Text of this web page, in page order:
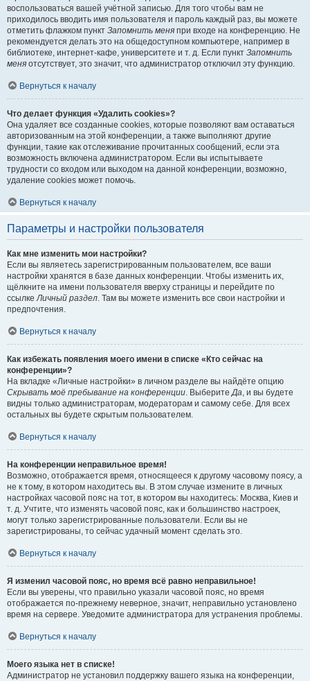
воспользоваться вашей учётной записью. Для того чтобы вам не
приходилось вводить имя пользователя и пароль каждый раз, вы можете
отметить флажком пункт Запомнить меня при входе на конференцию. Не
рекомендуется делать это на общедоступном компьютере, например в
библиотеке, интернет-кафе, университете и т. д. Если пункт Запомнить
меня отсутствует, это значит, что администратор отключил эту функцию.
Вернуться к началу
Что делает функция «Удалить cookies»?
Она удаляет все созданные cookies, которые позволяют вам оставаться
авторизованным на этой конференции, а также выполняют другие
функции, такие как отслеживание прочитанных сообщений, если эта
возможность включена администратором. Если вы испытываете
трудности со входом или выходом на данной конференции, возможно,
удаление cookies может помочь.
Вернуться к началу
Параметры и настройки пользователя
Как мне изменить мои настройки?
Если вы являетесь зарегистрированным пользователем, все ваши
настройки хранятся в базе данных конференции. Чтобы изменить их,
щёлкните на имени пользователя вверху страницы и перейдите по
ссылкеЛичный раздел. Там вы можете изменить все свои настройки и
предпочтения.
Вернуться к началу
Как избежать появления моего имени в списке «Кто сейчас на
конференции»?
На вкладке «Личные настройки» в личном разделе вы найдёте опцию
Скрывать моё пребывание на конференции. ВыберитеДа, и вы будете
видны только администраторам, модераторам и самому себе. Для всех
остальных вы будете скрытым пользователем.
Вернуться к началу
На конференции неправильное время!
Возможно, отображается время, относящееся к другому часовому поясу, а
не к тому, в котором находитесь вы. В этом случае измените в личных
настройках часовой пояс на тот, в котором вы находитесь: Москва, Киев и
т. д. Учтите, что изменять часовой пояс, как и большинство настроек,
могут только зарегистрированные пользователи. Если вы не
зарегистрированы, то сейчас удачный момент сделать это.
Вернуться к началу
Я изменил часовой пояс, но время всё равно неправильное!
Если вы уверены, что правильно указали часовой пояс, но время
отображается по-прежнему неверное, значит, неправильно установлено
время на сервере. Уведомите администратора для устранения проблемы.
Вернуться к началу
Моего языка нет в списке!
Администратор не установил поддержку вашего языка на конференции,